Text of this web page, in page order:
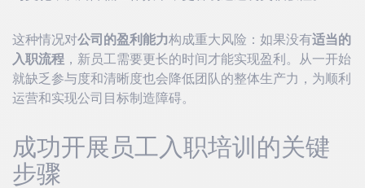
这种情况对公司的盈利能力构成重大风险：如果没有适当的
入职流程 ，新员工需要更长的时间才能实现盈利。从一开始
就缺乏参与度和清晰度也会降低团队的整体生产力，为顺利
运营和实现公司目标制造障碍。
成功开展员工入职培训的关键
步骤